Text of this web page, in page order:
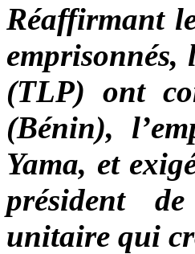
Réaffirmant
(TLP) ont
(Bénin),
Yama, et
président
unitaire qui